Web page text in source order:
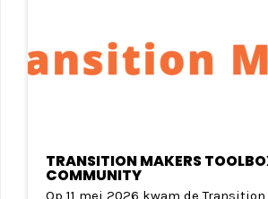
TRANSITION MAKERS
COMMUNITY
Op 11 mei 2026 kwam de